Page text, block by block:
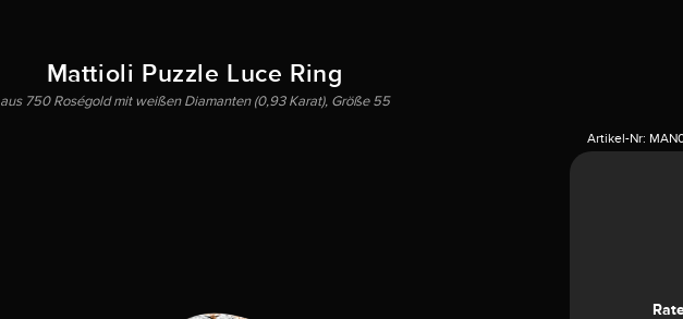
Mattioli Puzzle Luce Ring
aus 750 Roségold mit weißen Diamanten (0,93 Karat), Größe 55
Artikel-Nr: